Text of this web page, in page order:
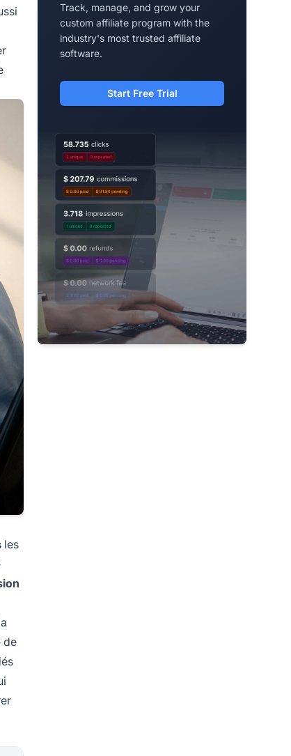
les
de
Track, manage, and grow your
custom affiliate program with the
industry's most trusted affiliate
software.
Start Free Trial